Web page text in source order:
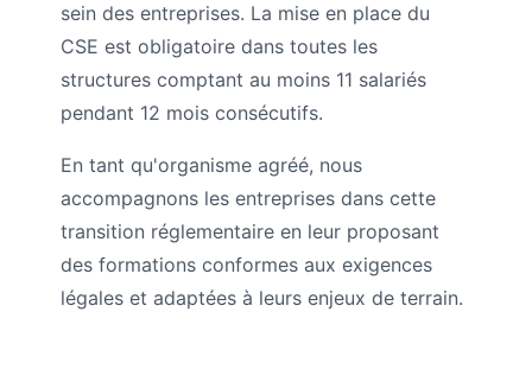
sein des entreprises. La mise en place du
CSE est obligatoire dans toutes les
structures comptant au moins 11 salariés
pendant 12 mois consécutifs.
En tant qu'organisme agréé, nous
accompagnons les entreprises dans cette
transition réglementaire en leur proposant
des formations conformes aux exigences
légales et adaptées à leurs enjeux de terrain.